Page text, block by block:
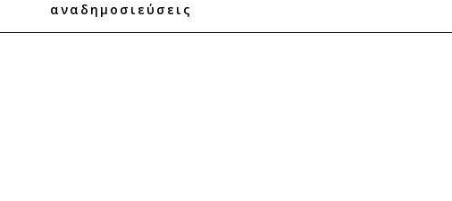
αναδημοσιεύσεις